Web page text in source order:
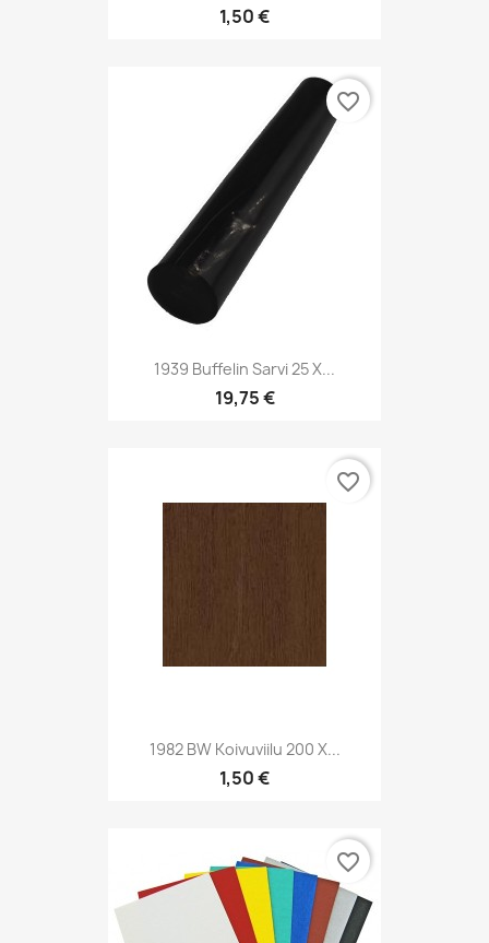
1,50 €
1939 Buffelin Sarvi 25 X...
19,75 €
favorite_border
1982 BW Koivuviilu 200 X...
1,50 €
favorite_border
favorite_border